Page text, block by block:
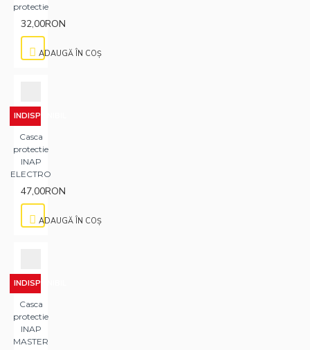
protectie
32,00RON
ADAUGĂ ÎN COŞ
INDISPONIBIL
Casca
protectie
INAP
ELECTRO
47,00RON
ADAUGĂ ÎN COŞ
INDISPONIBIL
Casca
protectie
INAP
MASTER